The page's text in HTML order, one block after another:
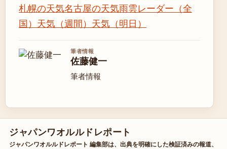
札幌の天気名古屋の天気雨雲レーダー（全
国） 天気（週間） 天気（明日）
筆者情報
佐藤健一
筆者情報
ジャパンワオルルドレポート
ジャパンワオルルドレポート 編集部は、出典を明確にした検証済みの報道、